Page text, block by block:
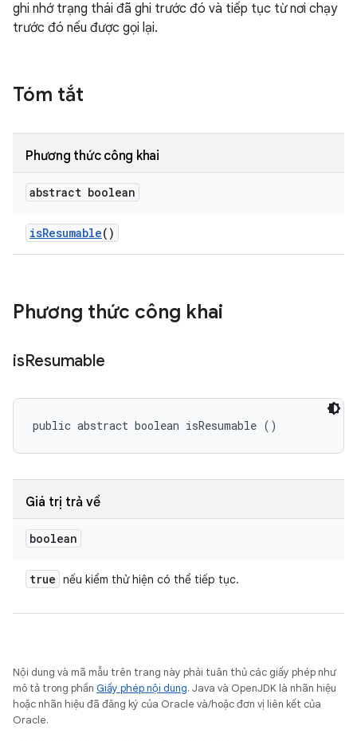
ghi nhớ trạng thái đã ghi trước đó và tiếp tục từ nơi chạy
trước đó nếu được gọi lại.
Tóm tắt
Phương thức công khai
abstract boolean
isResumable()
Phương thức công khai
isResumable
public abstract boolean isResumable ()
Giá trị trả về
boolean
true nếu kiểm thử hiện có thể tiếp tục.
Nội dung và mã mẫu trên trang này phải tuân thủ các giấy phép như
mô tả trong phần Giấy phép nội dung. Java và OpenJDK là nhãn hiệu
hoặc nhãn hiệu đã đăng ký của Oracle và/hoặc đơn vị liên kết của
Oracle.